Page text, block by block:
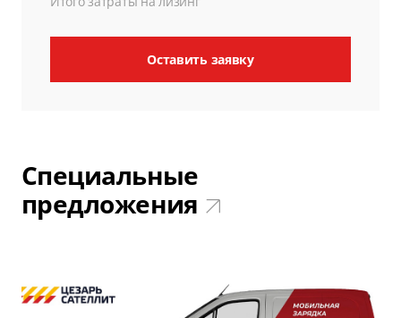
Оставить заявку
Специальные
предложения